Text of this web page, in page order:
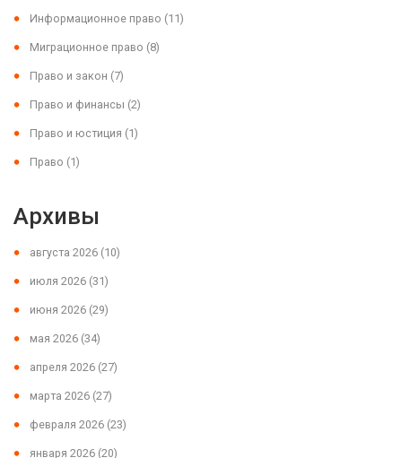
Информационное право (11)
Миграционное право (8)
Право и закон (7)
Право и финансы (2)
Право и юстиция (1)
Право (1)
Архивы
августа 2026 (10)
июля 2026 (31)
июня 2026 (29)
мая 2026 (34)
апреля 2026 (27)
марта 2026 (27)
февраля 2026 (23)
января 2026 (20)